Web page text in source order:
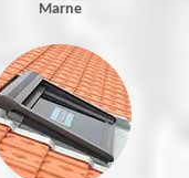
Marne